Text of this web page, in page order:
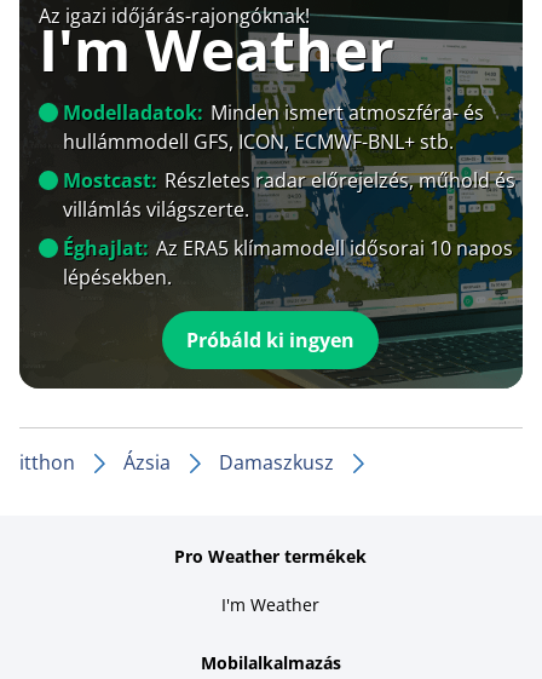
Az igazi időjárás-rajongóknak!
I'm Weather
Modelladatok: Minden ismert atmoszféra- és
hullámmodell GFS, ICON, ECMWF-BNL+ stb.
Mostcast: Részletes radar előrejelzés, műhold és
villámlás világszerte.
Éghajlat: Az ERA5 klímamodell idősorai 10 napos
lépésekben.
Próbáld ki ingyen
itthon Ázsia Damaszkusz
Pro Weather termékek
I'm Weather
Mobilalkalmazás